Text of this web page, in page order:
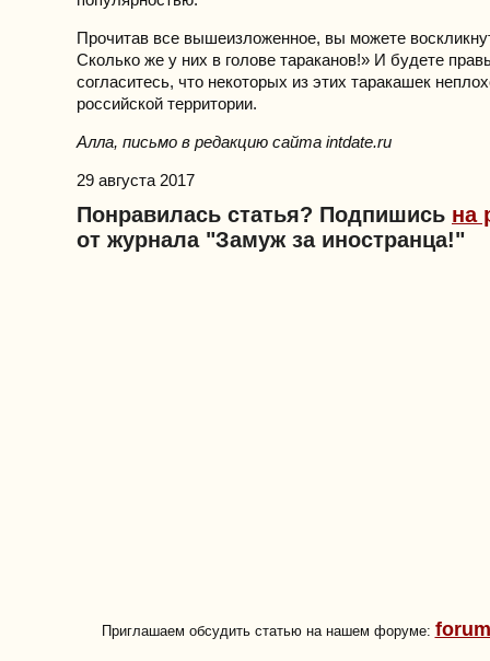
Прочитав все вышеизложенное, вы можете
Сколько же у них в голове тараканов!» И будете
согласитесь, что некоторых из этих таракашек
российской территории.
Алла, письмо в редакцию сайта intdate.ru
29 августа 2017
Понравилась статья? Подпишись на
от журнала "Замуж за иностранца!"
Приглашаем обсудить статью на нашем форуме: